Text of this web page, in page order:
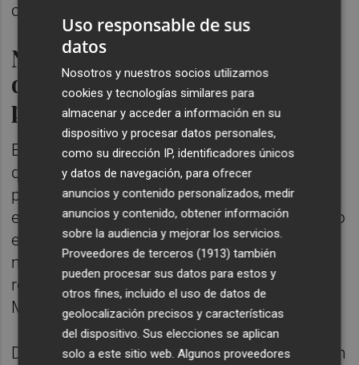
con la que cerrará las subastas del mes.
Necesidades de financiación
de 55.000 millones de euros
para 2026
El Tesoro Público prevé unas necesidades
de financiación nuevas de 55.000 millones
para 2026, la misma cifra que en 2025. La
estrategia de financiación del Tesoro Público
estará condicionada este año por el buen
momento de la economía española y la
responsabilidad presupuestaria, según el
Ministerio de Economía.
De los 55.000 millones de euros previstos en
Uso responsable de sus
datos
Nosotros y nuestros socios utilizamos
cookies y tecnologías similares para
almacenar y acceder a información en su
dispositivo y procesar datos personales,
como su dirección IP, identificadores únicos
y datos de navegación, para ofrecer
anuncios y contenido personalizados, medir
anuncios y contenido, obtener información
sobre la audiencia y mejorar los servicios.
Proveedores de terceros (1913) también
pueden procesar sus datos para estos y
otros fines, incluido el uso de datos de
geolocalización precisos y características
del dispositivo. Sus elecciones se aplican
solo a este sitio web. Algunos proveedores